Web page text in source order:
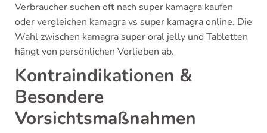
Verbraucher suchen oft nach super kamagra kaufen
oder vergleichen kamagra vs super kamagra online. Die
Wahl zwischen kamagra super oral jelly und Tabletten
hängt von persönlichen Vorlieben ab.
Kontraindikationen &
Besondere
Vorsichtsmaßnahmen